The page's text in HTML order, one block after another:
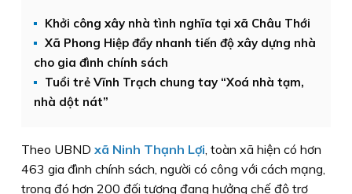
Khởi công xây nhà tình nghĩa tại xã Châu Thới
Xã Phong Hiệp đẩy nhanh tiến độ xây dựng nhà
cho gia đình chính sách
Tuổi trẻ Vĩnh Trạch chung tay “Xoá nhà tạm,
nhà dột nát”
Theo UBND xã Ninh Thạnh Lợi, toàn xã hiện có hơn
463 gia đình chính sách, người có công với cách mạng,
trong đó hơn 200 đối tượng đang hưởng chế độ trợ